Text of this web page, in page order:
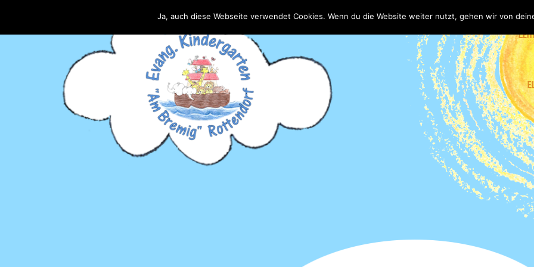
Ja, auch diese Webseite verwendet Cookies. Wenn du die Website weiter nutzt, gehen wir von